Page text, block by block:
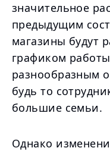
значительное
предыдущим
магазины будут
графиком
разнообразным
будь то
большие семьи.
Однако